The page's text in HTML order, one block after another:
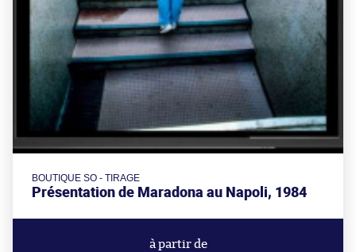
BOUTIQUE SO - TIRAGE
Présentation de Maradona au Napoli, 1984
à partir de